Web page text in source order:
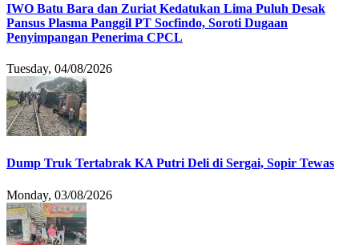
IWO Batu Bara dan Zuriat Kedatukan Lima Puluh Desak
Pansus Plasma Panggil PT Socfindo, Soroti Dugaan
Penyimpangan Penerima CPCL
Tuesday, 04/08/2026
Dump Truk Tertabrak KA Putri Deli di Sergai, Sopir Tewas
Monday, 03/08/2026